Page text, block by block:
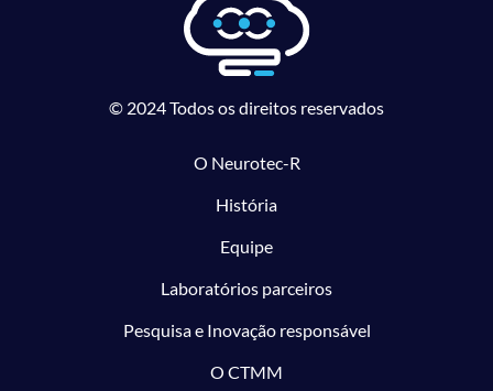
© 2024 Todos os direitos reservados
O Neurotec-R
História
Equipe
Laboratórios parceiros
Pesquisa e Inovação responsável
O CTMM